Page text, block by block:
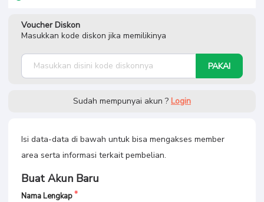
Voucher Diskon
Masukkan kode diskon jika memilikinya
PAKAI
Sudah mempunyai akun ? Login
Isi data-data di bawah untuk bisa mengakses member
area serta informasi terkait pembelian.
Buat Akun Baru
Nama Lengkap